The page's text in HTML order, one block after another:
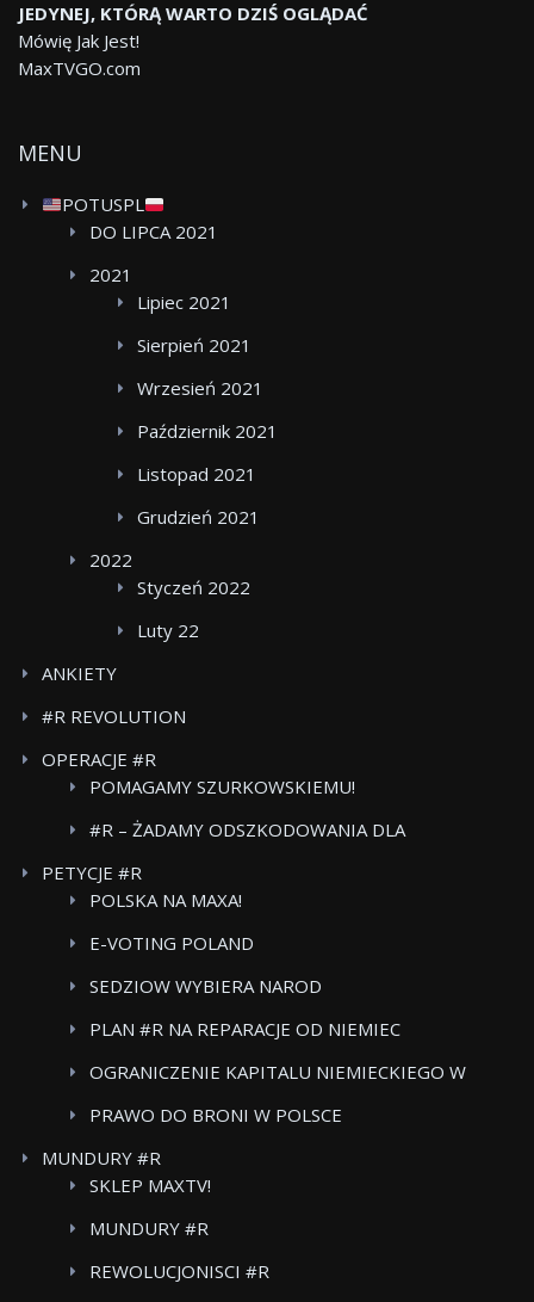
JEDYNEJ, KTÓRĄ WARTO DZIŚ OGLĄDAĆ
Mówię Jak Jest!
MaxTVGO.com
MENU
POTUSPL
DO LIPCA 2021
2021
Lipiec 2021
Sierpień 2021
Wrzesień 2021
Październik 2021
Listopad 2021
Grudzień 2021
2022
Styczeń 2022
Luty 22
ANKIETY
#R REVOLUTION
OPERACJE #R
POMAGAMY SZURKOWSKIEMU!
#R – ŻADAMY ODSZKODOWANIA DLA
CARE
PETYCJE #R
POLSKA NA MAXA!
E-VOTING POLAND
SEDZIOW WYBIERA NAROD
PLAN #R NA REPARACJE OD NIEMIEC
OGRANICZENIE KAPITALU NIEMIECKIEGO W
PRAWO DO BRONI W POLSCE
MUNDURY #R
SKLEP MAXTV!
MUNDURY #R
REWOLUCJONISCI #R